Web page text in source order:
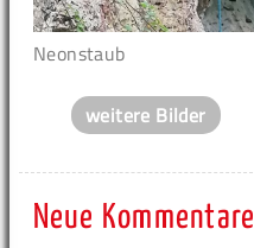
Neonstaub
weitere Bilder
Neue Kommentare